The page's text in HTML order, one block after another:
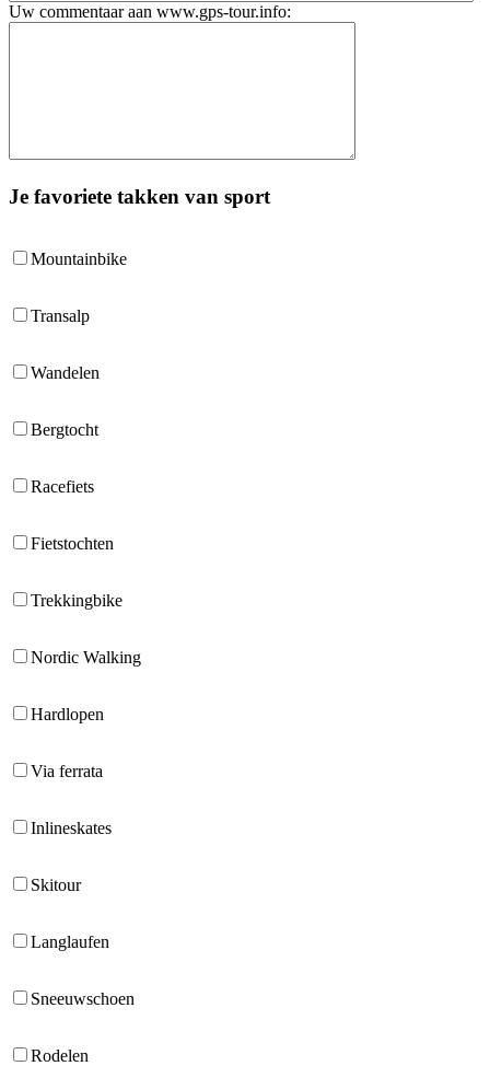
Uw commentaar aan www.gps-tour.info:
Je favoriete takken van sport
Mountainbike
Transalp
Wandelen
Bergtocht
Racefiets
Fietstochten
Trekkingbike
Nordic Walking
Hardlopen
Via ferrata
Inlineskates
Skitour
Langlaufen
Sneeuwschoen
Rodelen